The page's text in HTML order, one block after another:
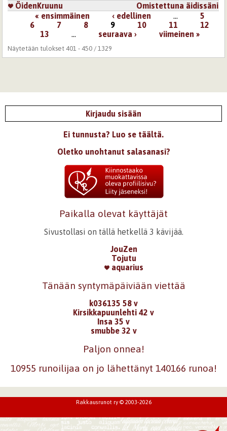
ÖidenKruunu
Omistettuna äidissäni
« ensimmäinen ‹ edellinen
5
6
7 8 9 10 11
12
13
seuraava › viimeinen »
Näytetään tulokset 401 - 450 / 1329
Kirjaudu sisään
Ei tunnusta? Luo se täältä.
Oletko unohtanut salasanasi?
Paikalla olevat käyttäjät
Sivustollasi on tällä hetkellä 3 kävijää.
JouZen
Tojutu
aquarius
Tänään syntymäpäiviään viettää
k036135 58 v
Kirsikkapuunlehti 42 v
Insa 35 v
smubbe 32 v
Paljon onnea!
10955 runoilijaa on jo lähettänyt 140166 runoa!
Rakkausrunot ry © 2003-2026